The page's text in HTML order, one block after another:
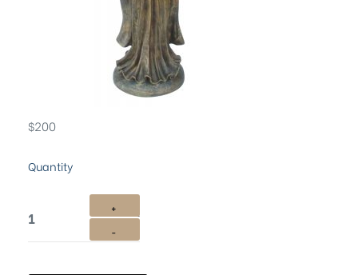
$200
Quantity